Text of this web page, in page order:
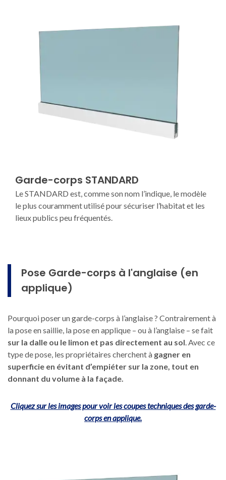
Garde-corps STANDARD
Le STANDARD est, comme son nom l’indique, le modèle
le plus couramment utilisé pour sécuriser l’habitat et les
lieux publics peu fréquentés.
Pose Garde-corps à l'anglaise (en
applique)
Pourquoi poser un garde-corps à l’anglaise ? Contrairement à
la pose en saillie, la pose en applique – ou à l’anglaise – se fait
sur la dalle ou le limon et pas directement au sol. Avec ce
type de pose, les propriétaires cherchent à gagner en
superficie en évitant d’empiéter sur la zone, tout en
donnant du volume à la façade.
Cliquez sur les images pour voir les coupes techniques des garde-
corps en applique.